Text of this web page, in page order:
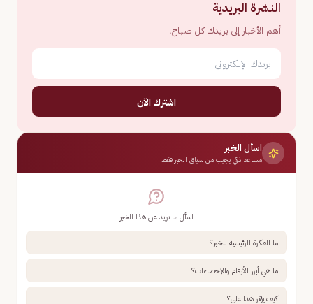
النشرة البريدية
أهم الأخبار إلى بريدك كل صباح.
اشترك الآن
اسأل الخبر
مساعد ذكي يجيب من سياق الخبر فقط
اسأل ما تريد عن هذا الخبر
ما الفكرة الرئيسية للخبر؟
ما هي أبرز الأرقام والإحصاءات؟
كيف يؤثر هذا علي؟